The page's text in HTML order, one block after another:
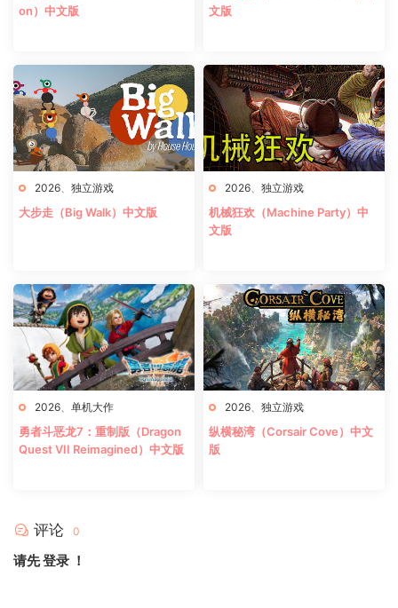
on）中文版
文版
2026 独立游戏
大步走（Big Walk）中文版
2026 独立游戏
机械狂欢（Machine Party）中
文版
2026 单机大作
勇者斗恶龙7：重制版（Dragon
Quest VII Reimagined）中文版
2026 独立游戏
纵横秘湾（Corsair Cove）中文
版
评论 0
请先登录 ！